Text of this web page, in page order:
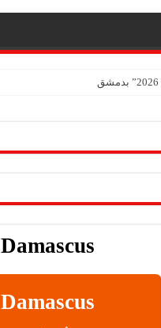
Damascus
Damascus